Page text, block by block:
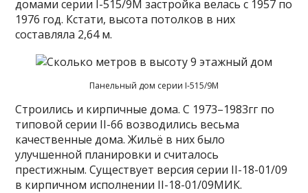
домами серии I-515/9М застройка велась с 1957 по
1976 год. Кстати, высота потолков в них
составляла 2,64 м.
Панельный дом серии I-515/9М
Строились и кирпичные дома. С 1973–1983гг по
типовой серии II-66 возводились весьма
качественные дома. Жильё в них было
улучшенной планировки и считалось
престижным. Существует версия серии II-18-01/09
в кирпичном исполнении II-18-01/09МИК.